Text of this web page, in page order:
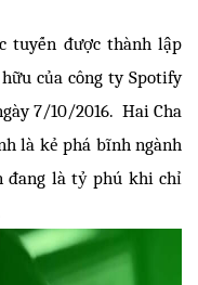
tuyến được thành lập
của công ty Spotify
7/10/2016.  Hai Cha
là kẻ phá bĩnh ngành
đang là tỷ phú khi chỉ